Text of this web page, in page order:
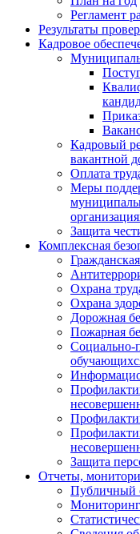
Регламент
Результаты
Кадровое
Кадровый
вакантной
Оплата
Меры
Защита
Комплексная
Охрана
Охрана
Дорожная
Пожарная
Социально-
Защита
Отчеты,
Публичный